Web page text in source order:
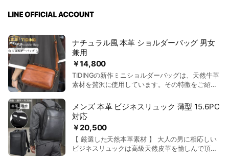
￥14,800
ナチュラル風 本革 ショルダーバッグ 男女
兼用
TIDINGの新作ミニショルダーバッグは、天然牛革
素材を贅沢に使用しています。その特徴をご紹介
ンニンで鞣された革は、人体や環境に優しい素材
です 【2WAY仕様】 ショルダーバッグとしてもセ
カンドバッグとしても使える便利なアイテム。取
り外し可能なショルダーストラップは、自分の好
みに合わせて調節できます。 【軽量かつ耐久性抜
群】 重さわずか0.55kgで、身軽にお出かけでき
￥20,500
メンズ 本革 ビジネスリュック 薄型 15.6PC
対応
【 厳選した天然本革素材 】 大人の男に相応しい
ビジネスリュックは高級天然皮革を愉しんで頂い